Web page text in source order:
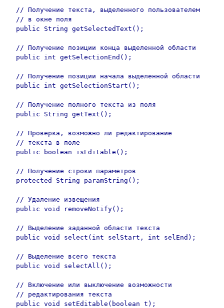
  // Получение текста, выделенного пользователем
  // в окне поля
  public String getSelectedText();
  // Получение позиции конца выделенной области
  public int getSelectionEnd();
  // Получение позиции начала выделенной области
  public int getSelectionStart();
  // Получение полного текста из поля
  public String getText();
  // Проверка, возможно ли редактирование
  // текста в поле
  public boolean isEditable();
  // Получение строки параметров
  protected String paramString();
  // Удаление извещения
  public void removeNotify();
  // Выделение заданной области текста
  public void select(int selStart, int selEnd);
  // Выделение всего текста
  public void selectAll();
  // Включение или выключение возможности
  // редактирования текста
  public void setEditable(boolean t);